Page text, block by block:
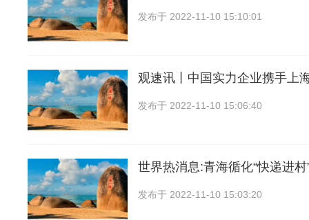
发布于 2022-11-10 15:10:01
观速讯丨中国实力企业携手上
发布于 2022-11-10 15:06:40
世界热消息:青海循化“快递进村
发布于 2022-11-10 15:03:20